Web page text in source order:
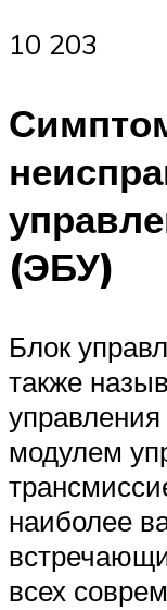
10 203
(ЭБУ)
Блок
также
модулем
наиболее
всех